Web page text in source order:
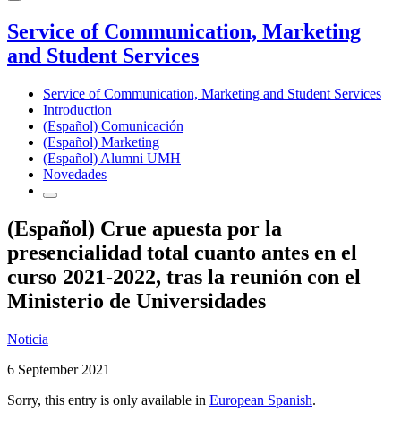
Service of Communication, Marketing
and Student Services
Service of Communication, Marketing and Student Services
Introduction
(Español) Comunicación
(Español) Marketing
(Español) Alumni UMH
Novedades
(Español) Crue apuesta por la
presencialidad total cuanto antes en el
curso 2021-2022, tras la reunión con el
Ministerio de Universidades
Noticia
6 September 2021
Sorry, this entry is only available in European Spanish.